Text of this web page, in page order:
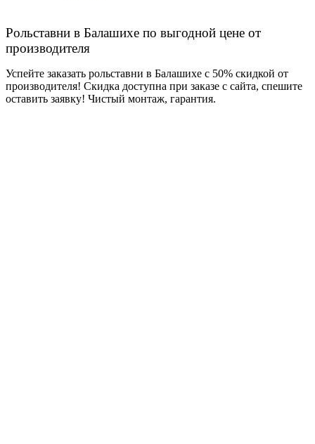
Рольставни в Балашихе по выгодной цене от
производителя
Успейте заказать рольставни в Балашихе с 50% скидкой от
производителя! Скидка доступна при заказе с сайта, спешите
оставить заявку! Чистый монтаж, гарантия.